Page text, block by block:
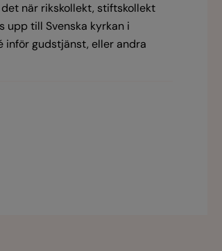
när rikskollekt, stiftskollekt
upp till Svenska kyrkan i
inför gudstjänst, eller andra